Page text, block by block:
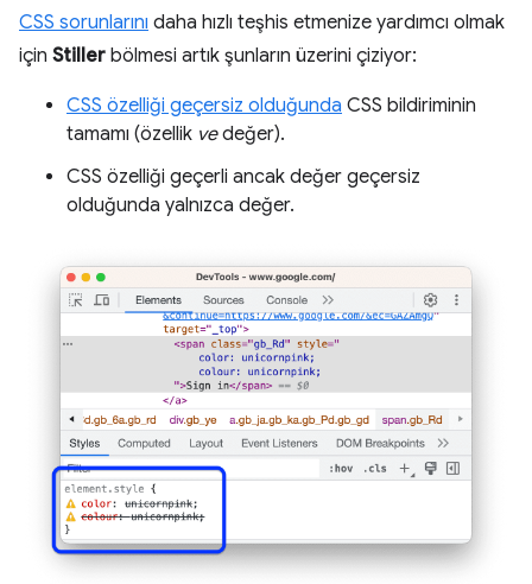
CSS sorunlarını daha hızlı teşhis etmenize yardımcı olmak
için Stiller bölmesi artık şunların üzerini çiziyor:
CSS özelliği geçersiz olduğunda CSS bildiriminin
tamamı (özellik vedeğer).
CSS özelliği geçerli ancak değer geçersiz
olduğunda yalnızca değer.